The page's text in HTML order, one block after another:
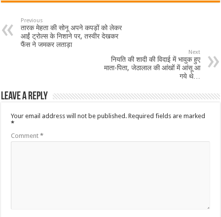
Previous
तारक मेहता की सोनू अपने कपड़ों को लेकर
आईं ट्रोल्स के निशाने पर, तस्वीर देखकर
फैंस ने जमकर लताड़ा
Next
नियति की शादी की विदाई में भावुक हुए
माता-पिता, जेठालाल की आंखों में आंसू आ
गये थे…
Leave a Reply
Your email address will not be published. Required fields are marked
*
Comment*